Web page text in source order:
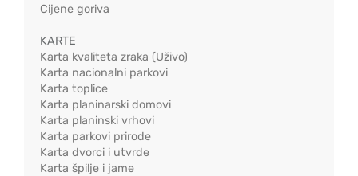
Cijene goriva
KARTE
Karta kvaliteta zraka (Uživo)
Karta nacionalni parkovi
Karta toplice
Karta planinarski domovi
Karta planinski vrhovi
Karta parkovi prirode
Karta dvorci i utvrde
Karta špilje i jame